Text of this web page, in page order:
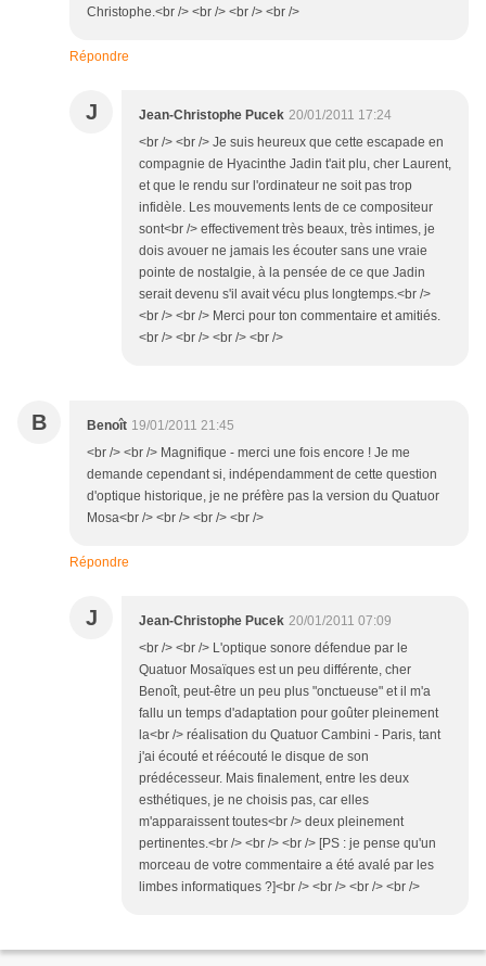
Christophe.<br /> <br /> <br /> <br />
Répondre
J Jean-Christophe Pucek 20/01/2011 17:24
<br /> <br /> Je suis heureux que cette escapade en
compagnie de Hyacinthe Jadin t'ait plu, cher Laurent,
et que le rendu sur l'ordinateur ne soit pas trop
infidèle. Les mouvements lents de ce compositeur
sont<br /> effectivement très beaux, très intimes, je
dois avouer ne jamais les écouter sans une vraie
pointe de nostalgie, à la pensée de ce que Jadin
serait devenu s'il avait vécu plus longtemps.<br />
<br /> <br /> Merci pour ton commentaire et amitiés.
<br /> <br /> <br /> <br />
B Benoît 19/01/2011 21:45
<br /> <br /> Magnifique - merci une fois encore ! Je me
demande cependant si, indépendamment de cette question
d'optique historique, je ne préfère pas la version du Quatuor
Mosa<br /> <br /> <br /> <br />
Répondre
J Jean-Christophe Pucek 20/01/2011 07:09
<br /> <br /> L'optique sonore défendue par le
Quatuor Mosaïques est un peu différente, cher
Benoît, peut-être un peu plus "onctueuse" et il m'a
fallu un temps d'adaptation pour goûter pleinement
la<br /> réalisation du Quatuor Cambini - Paris, tant
j'ai écouté et réécouté le disque de son
prédécesseur. Mais finalement, entre les deux
esthétiques, je ne choisis pas, car elles
m'apparaissent toutes<br /> deux pleinement
pertinentes.<br /> <br /> <br /> [PS : je pense qu'un
morceau de votre commentaire a été avalé par les
limbes informatiques ?]<br /> <br /> <br /> <br />